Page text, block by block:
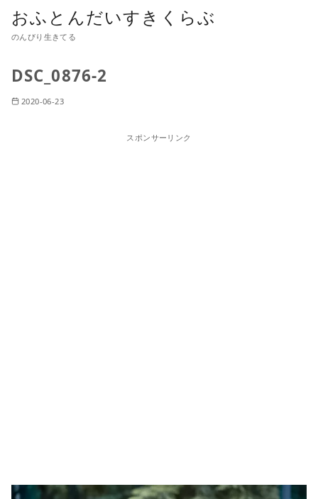
おふとんだいすきくらぶ
のんびり生きてる
DSC_0876-2
2020-06-23
スポンサーリンク